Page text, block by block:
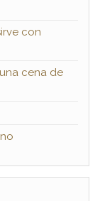
con
cena de